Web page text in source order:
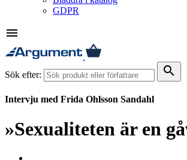
GDPR
menu
Sök efter: search
Intervju med Frida Ohlsson Sandahl
»Sexualiteten är en